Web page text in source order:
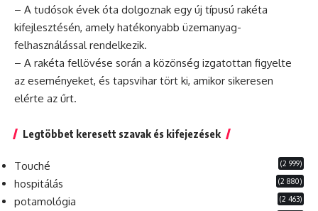
– A tudósok évek óta dolgoznak egy új típusú rakéta
kifejlesztésén, amely hatékonyabb üzemanyag-
felhasználással rendelkezik.
– A rakéta fellövése során a közönség izgatottan figyelte
az eseményeket, és tapsvihar tört ki, amikor sikeresen
elérte az űrt.
Legtöbbet keresett szavak és kifejezések
Touché (2 999)
hospitálás (2 880)
potamológia (2 463)